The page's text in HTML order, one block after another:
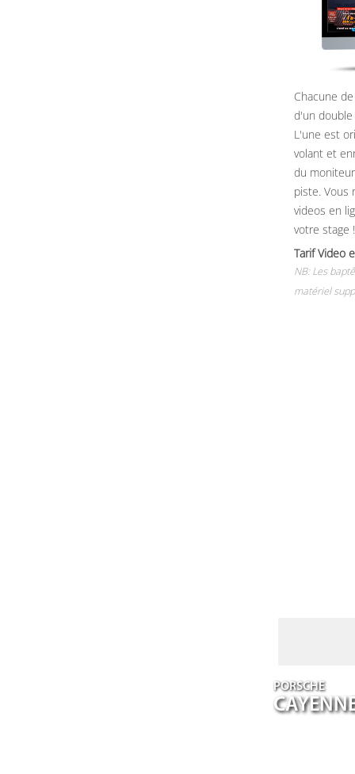
Chacune
d'un
L'une est
volant et
du
piste. Vous
videos en
votre stage !
Tarif Video
NB: Les
matériel
PORSCHE